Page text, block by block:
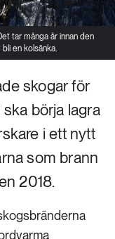
tar många år innan den
en kolsänka.
skogar för
börja lagra
i ett nytt
som brann
2018.